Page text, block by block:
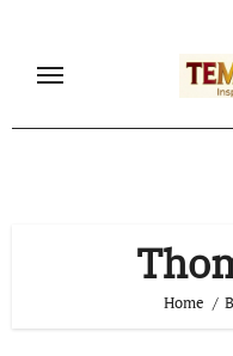
content
Home